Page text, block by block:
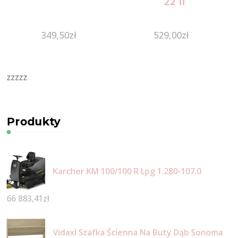
349,50zł 529,00zł
zzzzz
Produkty
Karcher KM 100/100 R Lpg 1.280-107.0
66 883,41zł
Vidaxl Szafka Ścienna Na Buty Dąb Sonoma